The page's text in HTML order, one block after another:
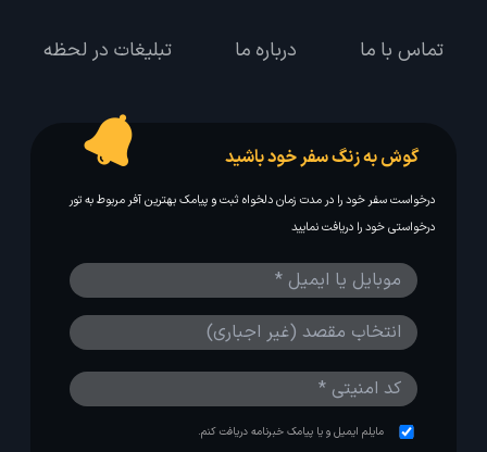
تماس با ما درباره ما تبلیغات در لحظه
گوش به زنگ سفر خود باشید
درخواست سفر خود را در مدت زمان دلخواه ثبت و پیامک بهترین آفر مربوط به تور
درخواستی خود را دریافت نمایید
مایلم ایمیل و یا پیامک خبرنامه دریافت کنم.